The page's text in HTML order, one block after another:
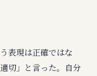
表現は正確ではな
切」と言った。自分